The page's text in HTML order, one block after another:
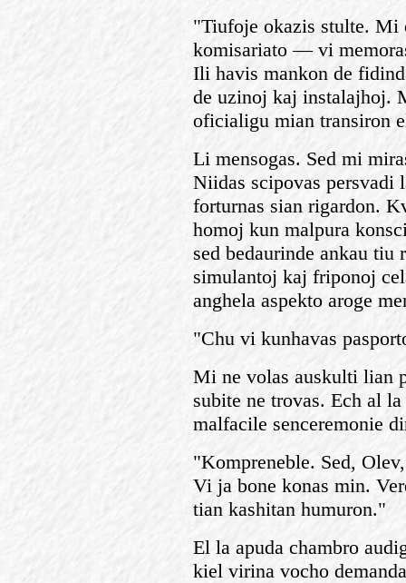
"Tiufoje okazis stulte. Mi
komisariato — vi
Ili havis mankon de
de uzinoj kaj instalajhoj.
oficialigu mian transiron
Li mensogas. Sed mi
Niidas scipovas persvadi
forturnas sian rigardon.
homoj kun malpura
sed bedaurinde ankau tiu
simulantoj kaj friponoj
anghela aspekto aroge
"Chu vi kunhavas
Mi ne volas auskulti lian
subite ne trovas. Ech al
malfacile senceremonie
"Kompreneble. Sed,
Vi ja bone konas min.
tian kashitan humuron."
El la apuda chambro
kiel virina vocho